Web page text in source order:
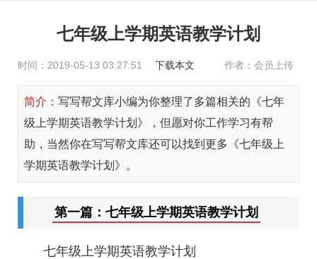
七年级上学期英语教学计划
时间：2019-05-13 03:27:51 下载本文 作者：会员上传
简介： 写写帮文库小编为你整理了多篇相关的《七年
级上学期英语教学计划》，但愿对你工作学习有帮
助，当然你在写写帮文库还可以找到更多《七年级上
学期英语教学计划》。
第一篇：七年级上学期英语教学计划
七年级上学期英语教学计划